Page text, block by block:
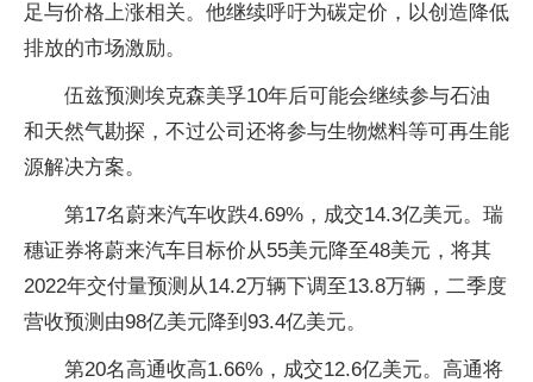
足与价格上涨相关。他继续呼吁为碳定价，以创造降低
排放的市场激励。
伍兹预测埃克森美孚10年后可能会继续参与石油
和天然气勘探，不过公司还将参与生物燃料等可再生能
源解决方案。
第17名蔚来汽车收跌4.69%，成交14.3亿美元。瑞
穗证券将蔚来汽车目标价从55美元降至48美元，将其
2022年交付量预测从14.2万辆下调至13.8万辆，二季度
营收预测由98亿美元降到93.4亿美元。
第20名高通收高1.66%，成交12.6亿美元。高通将